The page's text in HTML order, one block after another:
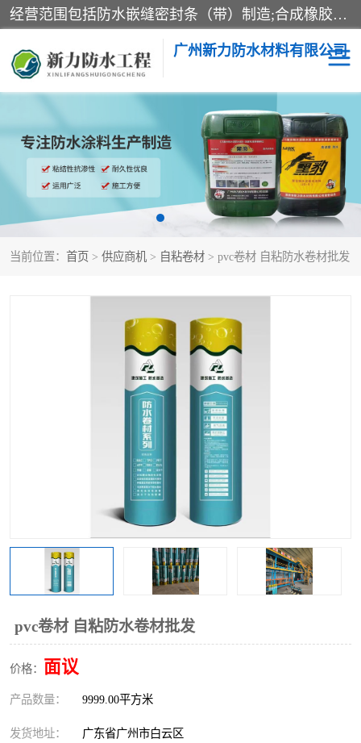
经营范围包括防水嵌缝密封条（带）制造;合成橡胶制造（监控化学品、危险化学品除外）;沥青混合物制造;防水胶粘带制造;其他合成材料制造（监控化学品、危险化学品除外）;涂料制造（监控化学品、危险化学品除外）;建筑结构防水补漏;防水建筑材料制造;粘合剂制造（监控化学品、危险化学品除外）;涂料零售;广州新力防水材料有限公司具有1处分支机构。
广州新力防水材料有限公司
当前位置： 首页 > 供应商机 > 自粘卷材 > pvc卷材 自粘防水卷材批发
pvc卷材 自粘防水卷材批发
价格： 面议
产品数量： 9999.00平方米
发货地址： 广东省广州市白云区
黑豹防水胶 建筑108胶水
乳化沥青防水涂料 自粘卷材
非固化橡胶防水涂料